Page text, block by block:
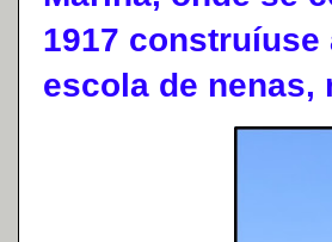
1917 construíuse
escola de nenas,